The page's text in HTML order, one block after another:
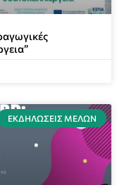
ΕΚΔΗΛΏΣΕΙΣ ΜΕΛΏΝ